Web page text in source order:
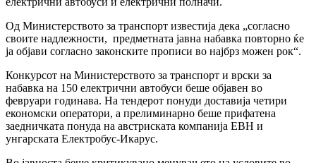
Од Министерството за транспорт известија дека „согласно
своите надлежности, предметната јавна набавка повторно ќе
ја објави согласно законските прописи во најбрз можен рок“.
Конкурсот на Министерството за транспорт и врски за
набавка на 150 електрични автобуси беше објавен во
февруари годинава. На тендерот понуди доставија четири
економски оператори, а прелиминарно беше прифатена
заедничката понуда на австриската компанија ЕВН и
унгарската Електробус-Икарус.